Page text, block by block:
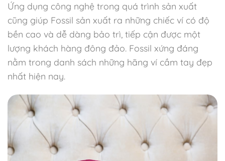
Ứng dụng công nghệ trong quá trình sản xuất
cũng giúp Fossil sản xuất ra những chiếc ví có độ
bền cao và dễ dàng bảo trì, tiếp cận được một
lượng khách hàng đông đảo. Fossil xứng đáng
nằm trong danh sách những hãng ví cầm tay đẹp
nhất hiện nay.